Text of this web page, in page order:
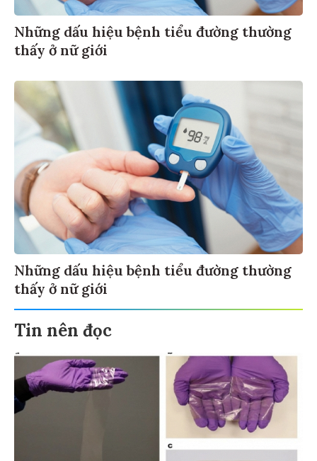
Những dấu hiệu bệnh tiểu đường thường
thấy ở nữ giới
Những dấu hiệu bệnh tiểu đường thường
thấy ở nữ giới
Tin nên đọc